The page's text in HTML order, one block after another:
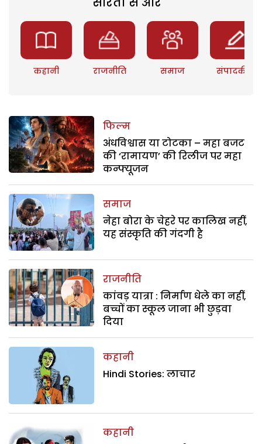
कहानी राजनीति समाज संपादकीय
फिल्म
अंधविश्वास या टोटका – महा बजट
की ‘रामायण’ की रिलीज पर महा
कन्फ्यूजन
समाज
नेहा बोरा के चेहरे पर कालिख नहीं,
यह संस्कृति की गंदगी है
राजनीति
कांवड़ यात्रा : निर्माण धेले का नहीं,
बच्चों का स्कूल जाना भी छुड़वा
दिया
कहानी
Hindi Stories: लाचार
कहानी